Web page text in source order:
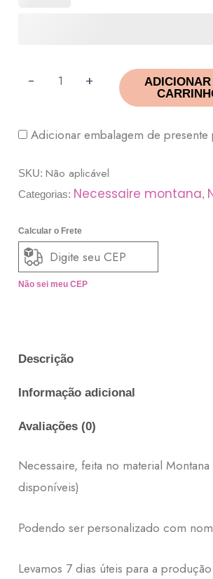
- +
Adicionar embalagem de presente
SKU:Não aplicável
Categorias: Necessaire montana,
Calcular o Frete
Não sei meu CEP
Descrição
Informação adicional
Avaliações (0)
Necessaire, feita no material
disponíveis)
Podendo ser personalizado com
Levamos 7 dias úteis para a